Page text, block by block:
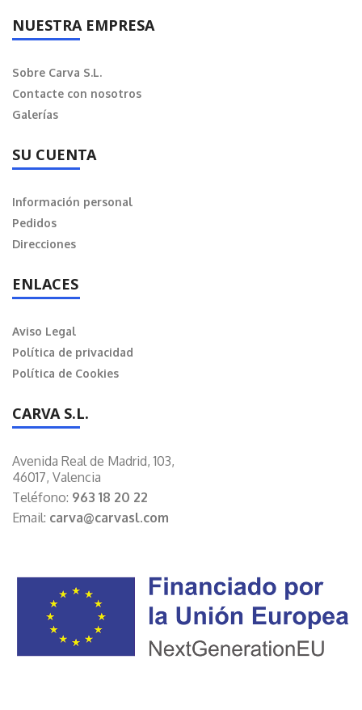
NUESTRA EMPRESA
Sobre Carva S.L.
Contacte con nosotros
Galerías
SU CUENTA
Información personal
Pedidos
Direcciones
ENLACES
Aviso Legal
Política de privacidad
Política de Cookies
CARVA S.L.
Avenida Real de Madrid, 103,
46017, Valencia
Teléfono: 963 18 20 22
Email: carva@carvasl.com